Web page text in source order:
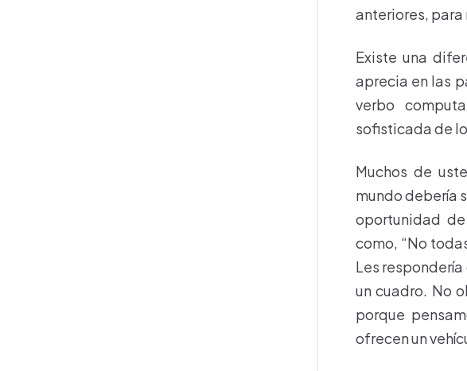
anteriores, para
Existe una
aprecia en las
verbo
sofisticada de
Muchos de
mundo debería
oportunidad
como, “No
Les
un cuadro. No
porque
ofrecen un